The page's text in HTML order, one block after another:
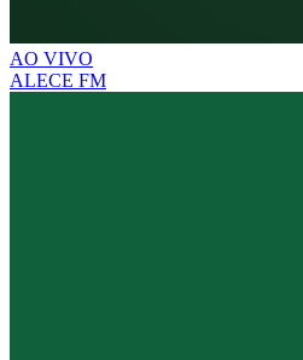
AO VIVO
ALECE FM